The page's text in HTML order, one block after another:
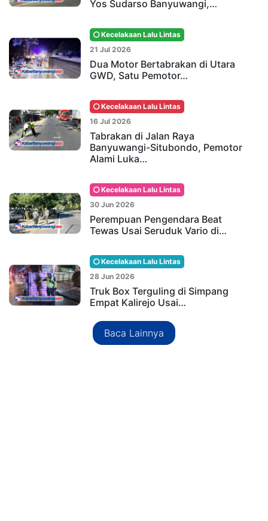
Yos Sudarso Banyuwangi,…
Kecelakaan Lalu Lintas
21 Jul 2026
Dua Motor Bertabrakan di Utara
GWD, Satu Pemotor…
Kecelakaan Lalu Lintas
16 Jul 2026
Tabrakan di Jalan Raya
Banyuwangi-Situbondo, Pemotor
Alami Luka…
Kecelakaan Lalu Lintas
30 Jun 2026
Perempuan Pengendara Beat
Tewas Usai Seruduk Vario di…
Kecelakaan Lalu Lintas
28 Jun 2026
Truk Box Terguling di Simpang
Empat Kalirejo Usai…
Baca Lainnya